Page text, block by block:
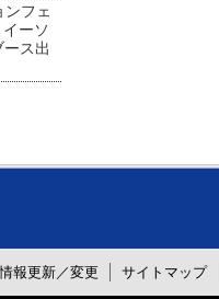
ンフェ
ーソ
ス出
報更新／変更 サイトマップ